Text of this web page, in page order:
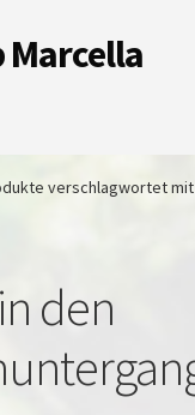
Marcella
verschlagwortet mit
den